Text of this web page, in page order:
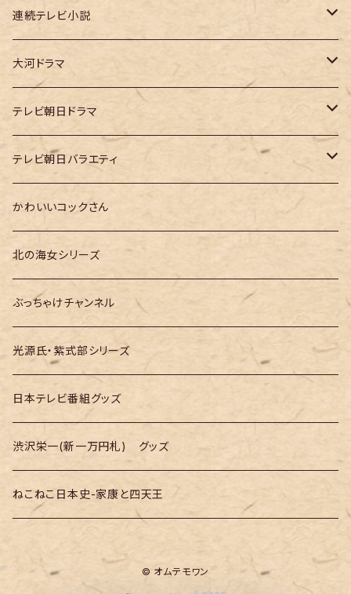
連続テレビ小説
虎に翼
大河ドラマ
大河ドラマ「鎌倉殿の13人」
大河ドラマ「どうする家康」
大河ドラマ「光る君へ」
大河ドラマ「べらぼう」
大河ドラマ「豊臣兄弟！」
テレビ朝日ドラマ
テレ朝「ドクターX」
テレビ朝日バラエティ
テレ朝「MUSIC STATION」
テレ朝「GOちゃん＆Mymelody」
テレ朝「バナナTV」
かわいいコックさん
北の海女シリーズ
ぶっちゃけチャンネル
光源氏・紫式部シリーズ
日本テレビ番組グッズ
渋沢栄一(新一万円札) グッズ
ねこねこ日本史-家康と四天王
© オムテモワン